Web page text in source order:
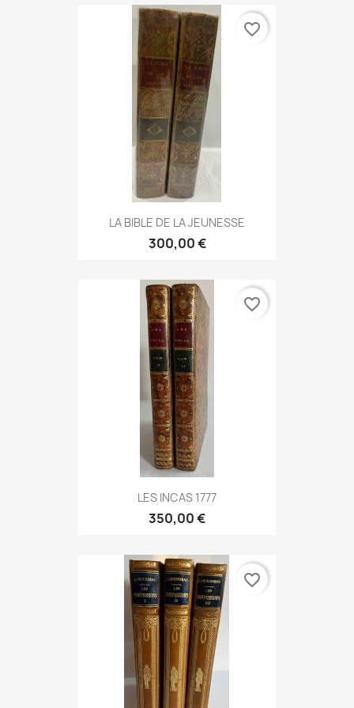
LA BIBLE DE LA JEUNESSE
300,00 €
favorite_border
LES INCAS 1777
350,00 €
favorite_border
favorite_border